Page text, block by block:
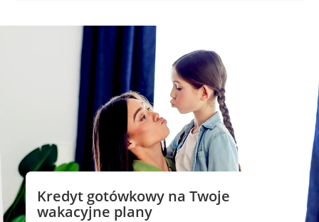
Kredyt gotówkowy na Twoje
wakacyjne plany